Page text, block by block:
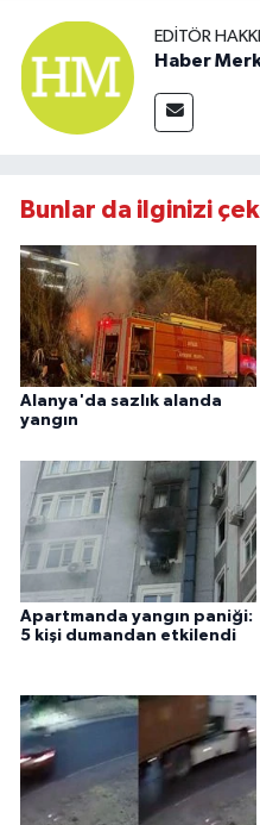
EDITÖR
Haber
Bunlar da ilginizi
Alanya'da sazlık alanda
yangın
Apartmanda yangın paniği:
5 kişi dumandan etkilendi